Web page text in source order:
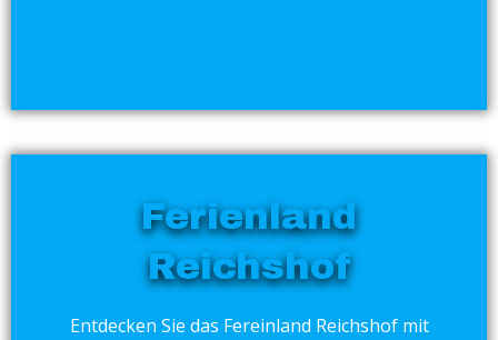
Ferienland
Reichshof
Entdecken Sie das Fereinland Reichshof mit